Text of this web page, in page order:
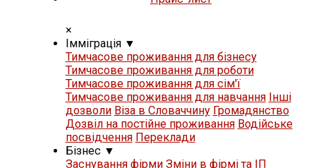
×
Iммiграцiя ▼
Тимчасове проживання для бізнесу
Тимчасове проживання для роботи
Тимчасове проживання для сім'ї
Тимчасове проживання для навчання Iнші
дозволи Віза в Словаччину Громадянство
Дозвіл на постійне проживання Водійське
посвідчення Переклади
Бізнес ▼
Заснування фірми Зміни в фірмі та ІП